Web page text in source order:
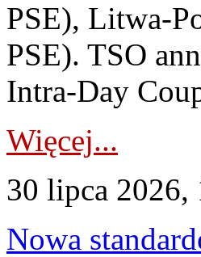
PSE), Litwa-
PSE). TSO
Intra-Day
Więcej...
30 lipca 2026,
Nowa